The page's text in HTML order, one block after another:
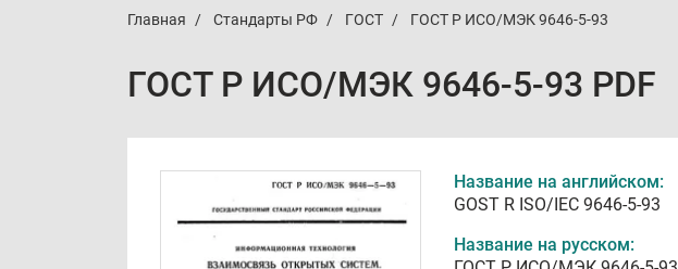
Главная Стандарты РФ ГОСТ ГОСТ Р ИСО/МЭК 9646-5-93
ГОСТ Р ИСО/МЭК 9646-5-93 PDF
Название на английском:
GOST R ISO/IEC 9646-5-93
Название на русском: